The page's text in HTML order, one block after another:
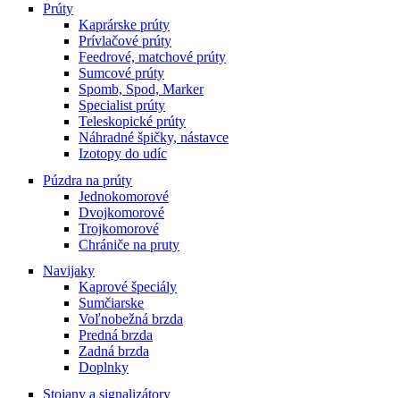
Prúty
Kaprárske prúty
Prívlačové prúty
Feedrové, matchové prúty
Sumcové prúty
Spomb, Spod, Marker
Specialist prúty
Teleskopické prúty
Náhradné špičky, nástavce
Izotopy do udíc
Púzdra na prúty
Jednokomorové
Dvojkomorové
Trojkomorové
Chrániče na pruty
Navijaky
Kaprové špeciály
Sumčiarske
Voľnobežná brzda
Predná brzda
Zadná brzda
Doplnky
Stojany a signalizátory